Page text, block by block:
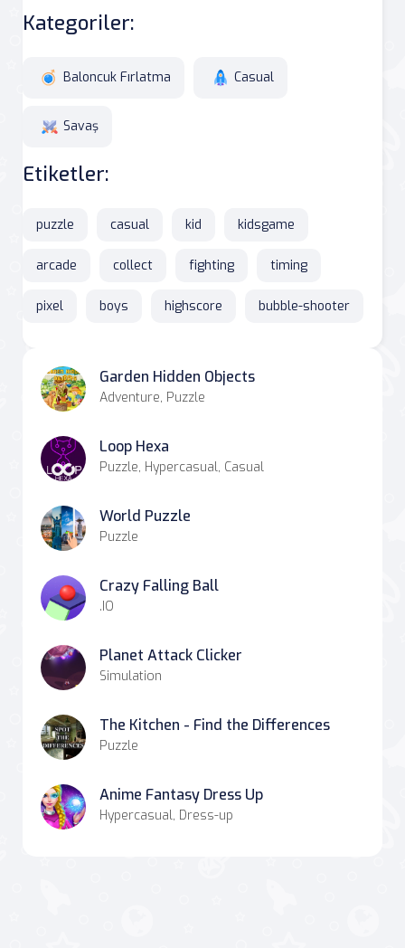
Kategoriler:
Baloncuk Fırlatma Casual
Savaş
Etiketler:
puzzle casual kid kidsgame
arcade collect fighting timing
pixel boys highscore bubble-shooter
Garden Hidden Objects
Adventure, Puzzle
Loop Hexa
Puzzle, Hypercasual, Casual
World Puzzle
Puzzle
Crazy Falling Ball
.IO
Planet Attack Clicker
Simulation
The Kitchen - Find the Differences
Puzzle
Anime Fantasy Dress Up
Hypercasual, Dress-up